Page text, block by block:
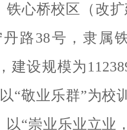
铁心桥校区（改
路38号，隶属
建设规模为
“敬业乐群”为校
以“崇业乐业立业